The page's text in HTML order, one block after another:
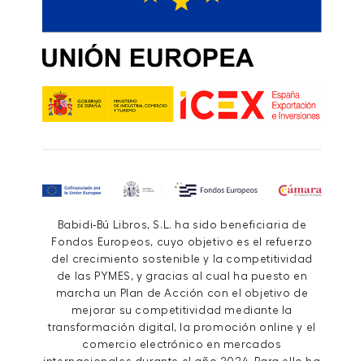
Babidi-Bú Libros, S.L. ha sido beneficiaria de
Fondos Europeos, cuyo objetivo es el refuerzo
del crecimiento sostenible y la competitividad
de las PYMES, y gracias al cual ha puesto en
marcha un Plan de Acción con el objetivo de
mejorar su competitividad mediante la
transformación digital, la promoción online y el
comercio electrónico en mercados